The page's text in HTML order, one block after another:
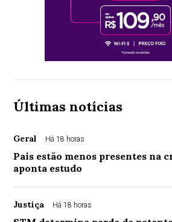
Últimas notícias
Geral Há 18 horas
Pais estão menos presentes na
aponta estudo
Justiça Há 18 horas